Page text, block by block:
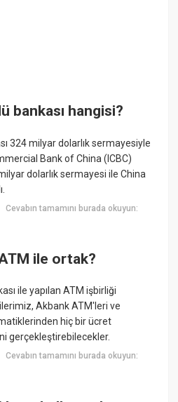
bankası hangisi?
324 milyar dolarlık sermayesiyle
Bank of China (ICBC)
dolarlık sermayesi ile China
Cevabın tamamını burada okuyun:
ile ortak?
ile yapılan ATM işbirliği
Akbank ATM'leri ve
hiç bir ücret
gerçekleştirebilecekler.
Cevabın tamamını burada okuyun: